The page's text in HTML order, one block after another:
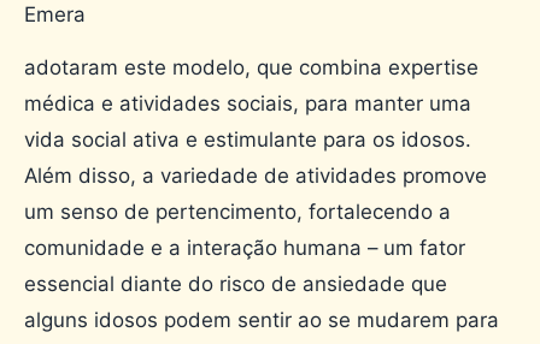
Emera
adotaram este modelo, que combina expertise
médica e atividades sociais, para manter uma
vida social ativa e estimulante para os idosos.
Além disso, a variedade de atividades promove
um senso de pertencimento, fortalecendo a
comunidade e a interação humana – um fator
essencial diante do risco de ansiedade que
alguns idosos podem sentir ao se mudarem para